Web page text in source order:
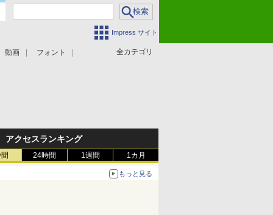
Impress サイト
全カテゴリ
動画 フォント
アクセスランキング
24時間 1週間 1カ月
もっと見る